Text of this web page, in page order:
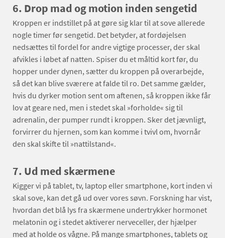
6. Drop mad og motion inden sengetid
Kroppen er indstillet på at gøre sig klar til at sove allerede
nogle timer før sengetid. Det betyder, at fordøjelsen
nedsættes til fordel for andre vigtige processer, der skal
afvikles i løbet af natten. Spiser du et måltid kort før, du
hopper under dynen, sætter du kroppen på overarbejde,
så det kan blive sværere at falde til ro. Det samme gælder,
hvis du dyrker motion sent om aftenen, så kroppen ikke får
lov at geare ned, men i stedet skal »forholde« sig til
adrenalin, der pumper rundt i kroppen. Sker det jævnligt,
forvirrer du hjernen, som kan komme i tvivl om, hvornår
den skal skifte til »nattilstand«.
7. Ud med skærmene
Kigger vi på tablet, tv, laptop eller smartphone, kort inden vi
skal sove, kan det gå ud over vores søvn. Forskning har vist,
hvordan det blå lys fra skærmene undertrykker hormonet
melatonin og i stedet aktiverer nerveceller, der hjælper
med at holde os vågne. På mange smartphones, tablets og